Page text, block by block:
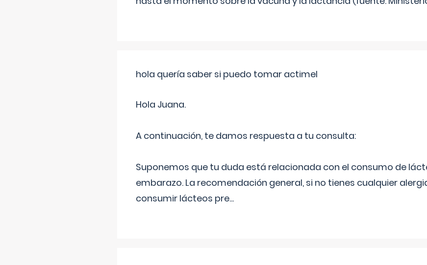
hola quería saber si puedo tomar actimel
Hola Juana.
A continuación, te damos respuesta a tu consulta:
Suponemos que tu duda está relacionada con el consumo de
embarazo. La recomendación general, si no tienes cualquier
consumir lácteos pre...